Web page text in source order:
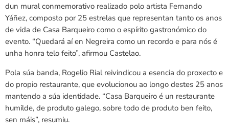
dun mural conmemorativo realizado polo artista Fernando
Yáñez, composto por 25 estrelas que representan tanto os anos
de vida de Casa Barqueiro como o espírito gastronómico do
evento. “Quedará aí en Negreira como un recordo e para nós é
unha honra telo feito”, afirmou Castelao.
Pola súa banda, Rogelio Rial reivindicou a esencia do proxecto e
do propio restaurante, que evolucionou ao longo destes 25 anos
mantendo a súa identidade. “Casa Barqueiro é un restaurante
humilde, de produto galego, sobre todo de produto ben feito,
sen máis”, resumiu.